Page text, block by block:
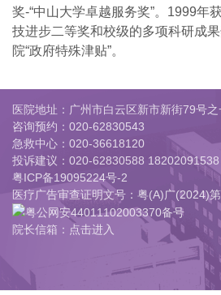
奖-“中山大学卓越服务奖”。1999年
技进步二等奖和校级的多项科研成
院“政府特殊津贴”。
医院地址：广州市白云区新市新街79号之
咨询预约： 020-62830543
急救中心： 020-36618120
投诉建议： 020-62830588 18202091538
粤ICP备19095224号-2
医疗广告审查证明文号：粤(A)广(2024)
粤公网安44011102003370备号
院长信箱：点击进入